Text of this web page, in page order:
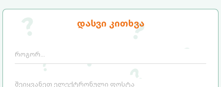
დასვი კითხვა
მათი ეფექტი და რას ფიქრობს ამაზე